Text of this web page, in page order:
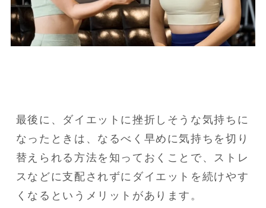
最後に、ダイエットに挫折しそうな気持ちに
なったときは、なるべく早めに気持ちを切り
替えられる方法を知っておくことで、ストレ
スなどに支配されずにダイエットを続けやす
くなるというメリットがあります。